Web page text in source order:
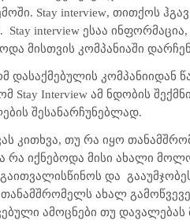
Stay interview, თითქოს
Stay interview ესაა
მისთვის კომპანიაში
დასაქმებულის კომპანიიდან
Stay Interview ამ ნდობის
შესანარჩუნებლად.
კითხვა, თუ რა იყო
იქნებოდა მისი ახალი
გაითვალისწინოს და
ახალ
ამოცნები თუ დავალებას